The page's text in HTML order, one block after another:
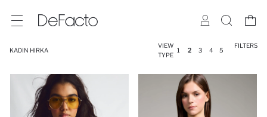
KADIN HIRKA
VIEW
TYPE
1 2 3 4 5
FILTERS